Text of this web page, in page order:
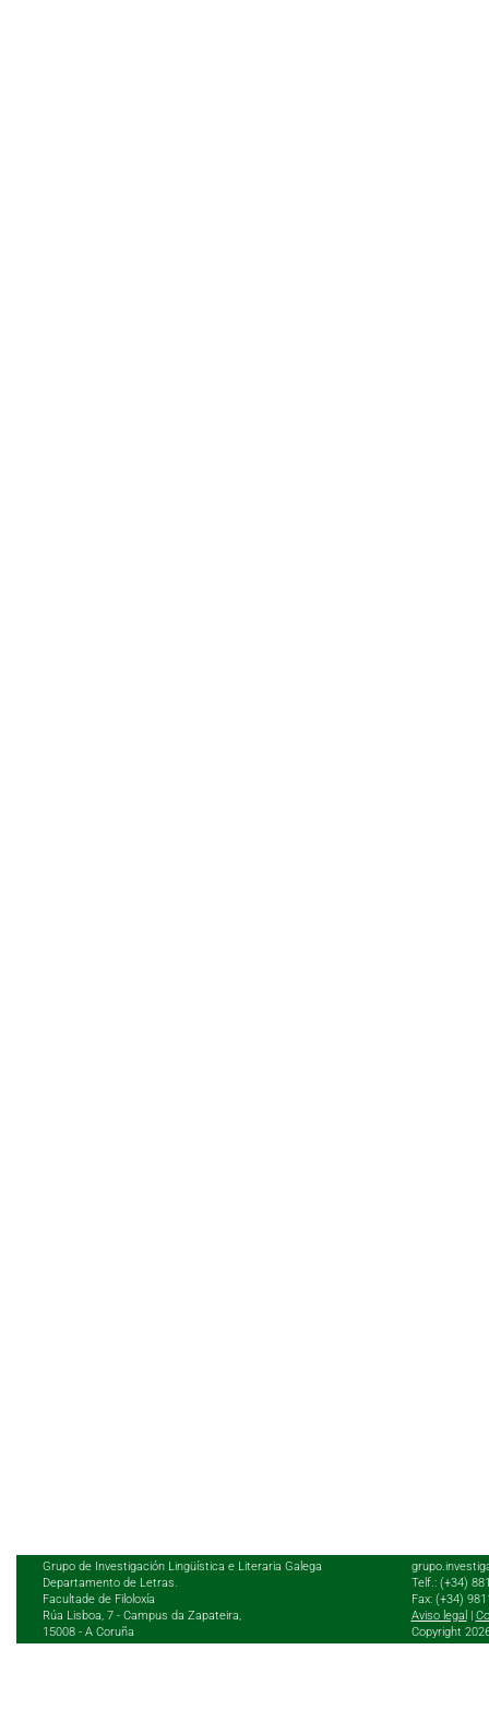
Grupo de Investigación Lingüística e Literaria Galega
Departamento de Letras.
Facultade de Filoloxía
Rúa Lisboa, 7 - Campus da Zapateira,
15008 - A Coruña
Telf.: (+34)
Fax: (+34)
Aviso legal |
Copyright